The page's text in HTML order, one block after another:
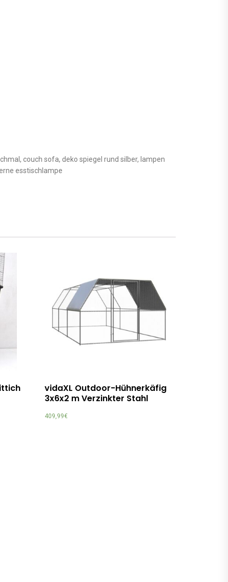
couch sofa, deko spiegel rund silber, lampen
esstischlampe
vidaXL Outdoor-Hühnerkäfig
3x6x2 m Verzinkter Stahl
409,99€